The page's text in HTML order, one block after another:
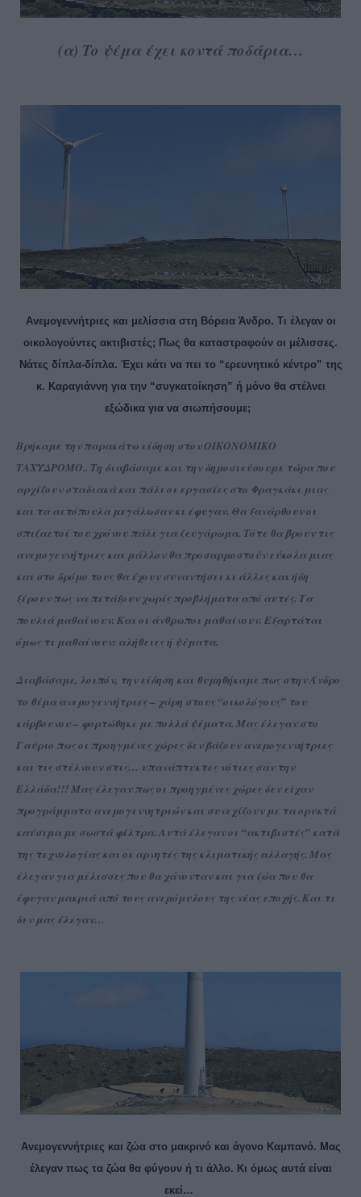
(α) Το ψέμα έχει κοντά ποδάρια…
Ανεμογεννήτριες και μελίσσια στη Βόρεια Άνδρο. Τι έλεγαν οι
οικολογούντες ακτιβιστές; Πως θα καταστραφούν οι μέλισσες.
Νάτες δίπλα-δίπλα. Έχει κάτι να πει το “ερευνητικό κέντρο” της
κ. Καραγιάννη για την “συγκατοίκηση” ή μόνο θα στέλνει
εξώδικα για να σιωπήσουμε;
Βρήκαμε την παρακάτω είδηση στον ΟΙΚΟΝΟΜΙΚΟ
ΤΑΧΥΔΡΟΜΟ.. Τη διαβάσαμε και την δημοσιεύσουμε τώρα που
αρχίζουν σταδιακά και πάλι οι εργασίες στο Φραγκάκι μιας
και τα αετόπουλα μεγάλωσαν κι έφυγαν. Θα ξανάρθουν οι
σπιζαετοί του χρόνου πάλι για ζευγάρωμα. Τότε θα βρουν τις
ανεμογεννήτριες και μάλλον θα προσαρμοστούν εύκολα μιας
και στο δρόμο τους θα έχουν συναντήσει κι άλλες και ήδη
ξέρουν πως να πετάξουν χωρίς προβλήματα από αυτές. Τα
πουλιά μαθαίνουν. Και οι άνθρωποι μαθαίνουν. Εξαρτάται
όμως τι μαθαίνουν: αλήθειες ή ψέματα.
Διαβάσαμε, λοιπόν, την είδηση και θυμηθήκαμε πως στην Άνδρο
το θέμα ανεμογεννήτριες – χάρη στους “οικολόγους” του
κάρβουνου – φορτώθηκε με πολλά ψέματα. Μας έλεγαν στο
Γαύριο πως οι προηγμένες χώρες δεν βάζουν ανεμογεννήτριες
και τις στέλνουν στις… υπανάπτυκτες νότιες σαν την
Ελλάδα!!! Μας έλεγαν πως οι προηγμένες χώρες δεν είχαν
προγράμματα ανεμογεννητριών και συνεχίζουν με τα ορυκτά
καύσιμα με σωστά φίλτρα. Αυτά έλεγαν οι “ακτιβιστές” κατά
της τεχνολογίας και οι αρνητές της κλιματικής αλλαγής. Μας
έλεγαν για μέλισσες που θα χάνονταν και για ζώα που θα
έφυγαν μακριά από τους ανεμόμυλους της νέας εποχής. Και τι
δεν μας έλεγαν…
Ανεμογεννήτριες και ζώα στο μακρινό και άγονο Καμπανό. Μας
έλεγαν πως τα ζώα θα φύγουν ή τι άλλο. Κι όμως αυτά είναι
εκεί…